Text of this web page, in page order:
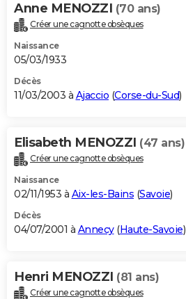
Anne MENOZZI (70 ans)
Créer une cagnotte obsèques
Naissance
05/03/1933
Décès
11/03/2003 à Ajaccio (Corse-du-Sud)
Elisabeth MENOZZI (47 ans)
Créer une cagnotte obsèques
Naissance
02/11/1953 à Aix-les-Bains (Savoie)
Décès
04/07/2001 à Annecy(Haute-Savoie)
Henri MENOZZI (81 ans)
Créer une cagnotte obsèques